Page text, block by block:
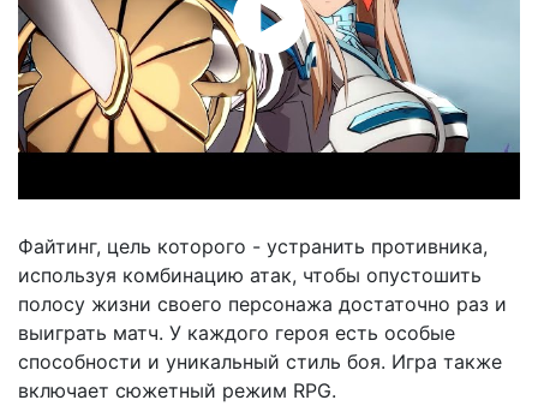
Файтинг, цель которого - устранить противника,
используя комбинацию атак, чтобы опустошить
полосу жизни своего персонажа достаточно раз и
выиграть матч. У каждого героя есть особые
способности и уникальный стиль боя. Игра также
включает сюжетный режим RPG.